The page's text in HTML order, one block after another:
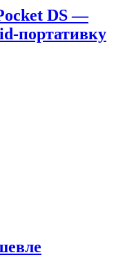
DS —
портативку